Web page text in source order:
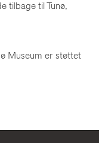
tilbage til Tunø,
Museum er støttet